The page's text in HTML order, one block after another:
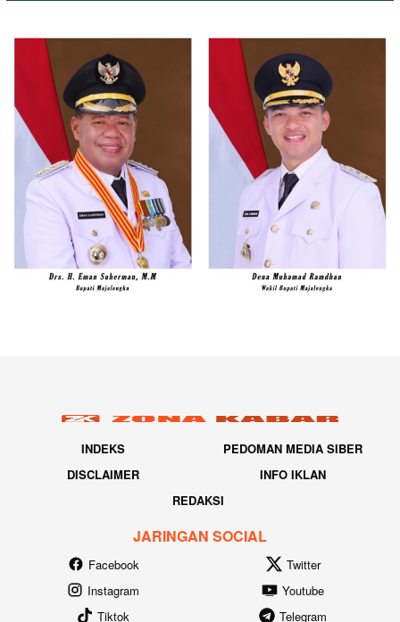
INDEKS
PEDOMAN MEDIA SIBER
DISCLAIMER
INFO IKLAN
REDAKSI
JARINGAN SOCIAL
Facebook
Twitter
Instagram
Youtube
Tiktok
Telegram